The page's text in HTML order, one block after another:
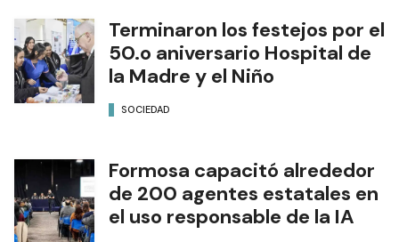
Terminaron los festejos por el
50.o aniversario Hospital de
la Madre y el Niño
SOCIEDAD
Formosa capacitó alrededor
de 200 agentes estatales en
el uso responsable de la IA